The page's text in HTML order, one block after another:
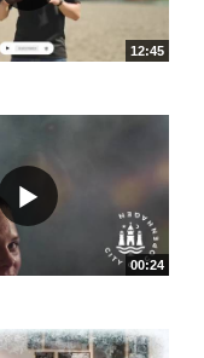
12:45
00:24